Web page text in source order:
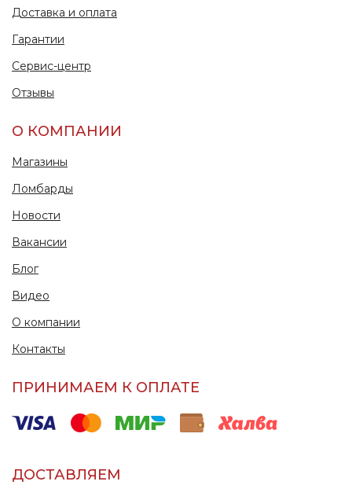
Доставка и оплата
Гарантии
Сервис-центр
Отзывы
О КОМПАНИИ
Магазины
Ломбарды
Новости
Вакансии
Блог
Видео
О компании
Контакты
ПРИНИМАЕМ К ОПЛАТЕ
ДОСТАВЛЯЕМ